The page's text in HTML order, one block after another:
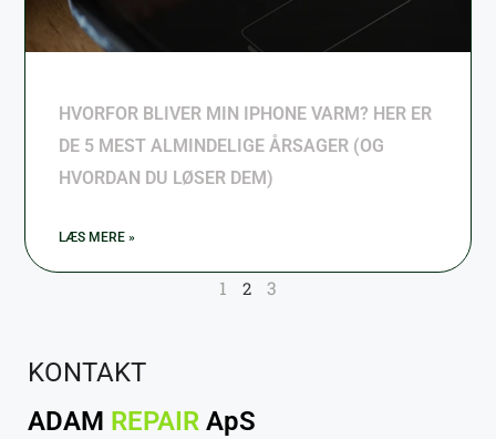
HVORFOR BLIVER MIN IPHONE VARM? HER ER
DE 5 MEST ALMINDELIGE ÅRSAGER (OG
HVORDAN DU LØSER DEM)
LÆS MERE »
1 2 3
KONTAKT
ADAM REPAIR ApS